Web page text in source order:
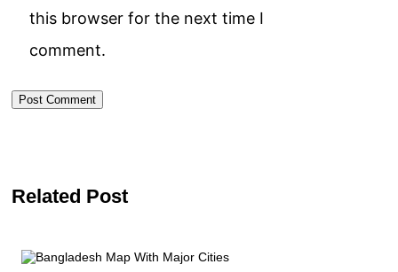
this browser for the next time I
comment.
Related Post